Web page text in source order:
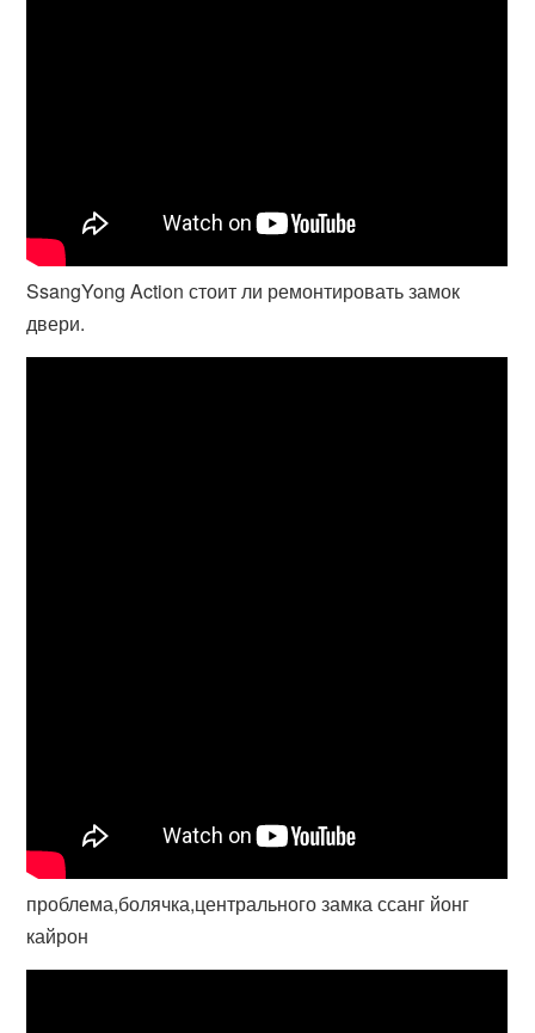
SsangYong Action стоит ли ремонтировать замок
двери.
проблема,болячка,центрального замка ссанг йонг
кайрон